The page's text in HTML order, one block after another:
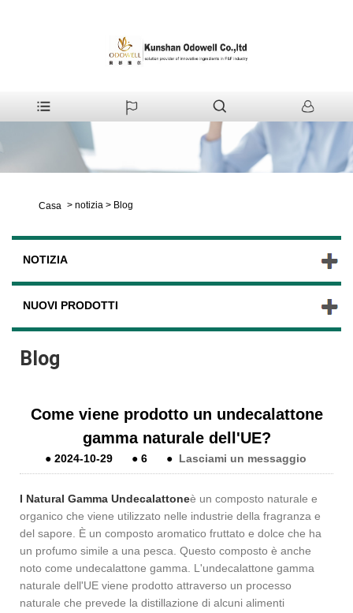
Casa > notizia > Blog
NOTIZIA
NUOVI PRODOTTI
Blog
Come viene prodotto un undecalattone
gamma naturale dell'UE?
●2024-10-29 ●6 ● Lasciami un messaggio
I Natural Gamma Undecalattoneè un composto naturale e
organico che viene utilizzato nelle industrie della fragranza e
del sapore. È un composto aromatico fruttato e dolce che ha
un profumo simile a una pesca. Questo composto è anche
noto come undecalattone gamma. L'undecalattone gamma
naturale dell'UE viene prodotto attraverso un processo
naturale che prevede la distillazione di alcuni alimenti